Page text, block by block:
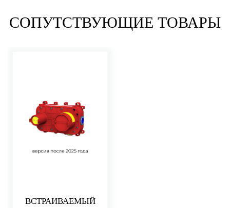
СОПУТСТВУЮЩИЕ ТОВАРЫ
ВСТРАИВАЕМЫЙ